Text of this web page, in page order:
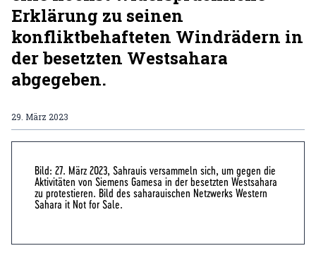
Erklärung zu seinen
konfliktbehafteten Windrädern in
der besetzten Westsahara
abgegeben.
29. März 2023
Bild: 27. März 2023, Sahrauis versammeln sich, um gegen die
Aktivitäten von Siemens Gamesa in der besetzten Westsahara
zu protestieren. Bild des saharauischen Netzwerks Western
Sahara it Not for Sale.